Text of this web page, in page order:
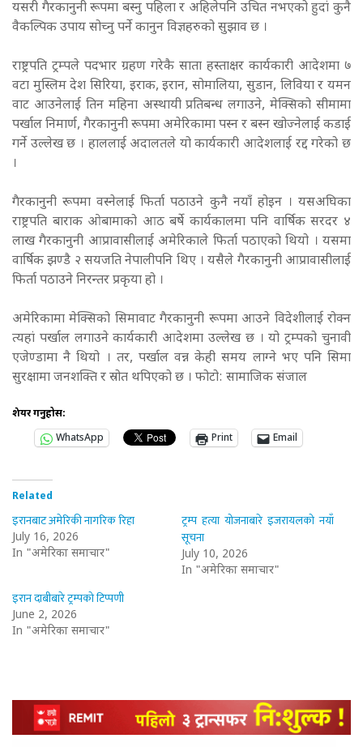
यसरी गैरकानुनी रूपमा बस्नु पहिला र अहिलेपनि उचित नभएको हुदां कुनै
वैकल्पिक उपाय सोच्नु पर्ने कानुन विज्ञहरुको सुझाव छ ।
राष्ट्रपति ट्रम्पले पदभार ग्रहण गरेकै साता हस्ताक्षर कार्यकारी आदेशमा ७
वटा मुस्लिम देश सिरिया, इराक, इरान, सोमालिया, सुडान, लिविया र यमन
वाट आउनेलाई तिन महिना अस्थायी प्रतिबन्ध लगाउने, मेक्सिको सीमामा
पर्खाल निमार्ण, गैरकानुनी रूपमा अमेरिकामा पस्न र बस्न खोज्नेलाई कडाई
गर्ने उल्लेख छ । हाललाई अदालतले यो कार्यकारी आदेशलाई रद्द गरेको छ
।
गैरकानुनी रूपमा वस्नेलाई फिर्ता पठाउने कुनै नयाँ होइन । यसअघिका
राष्ट्रपति बाराक ओबामाको आठ बर्षे कार्यकालमा पनि वार्षिक सरदर ४
लाख गैरकानुनी आप्रावासीलाई अमेरिकाले फिर्ता पठाएको थियो । यसमा
वार्षिक झण्डै २ सयजति नेपालीपनि थिए । यसैले गैरकानुनी आप्रावासीलाई
फिर्ता पठाउने निरन्तर प्रकृया हो ।
अमेरिकामा मेक्सिको सिमावाट गैरकानुनी रूपमा आउने विदेशीलाई रोक्न
त्यहां पर्खाल लगाउने कार्यकारी आदेशमा उल्लेख छ । यो ट्रम्पको चुनावी
एजेण्डामा नै थियो । तर, पर्खाल वन्न केही समय लाग्ने भए पनि सिमा
सुरक्षामा जनशक्ति र स्रोत थपिएको छ । फोटो: सामाजिक संजाल
शेयर गर्नुहोस:
WhatsApp
Print Email
Related
इरानबाट अमेरिकी नागरिक रिहा
July 16, 2026
In "अमेरिका समाचार"
ट्रम्प हत्या योजनाबारे इजरायलको नयाँ
सूचना
July 10, 2026
In "अमेरिका समाचार"
इरान दाबीबारे ट्रम्पको टिप्पणी
June 2, 2026
In "अमेरिका समाचार"